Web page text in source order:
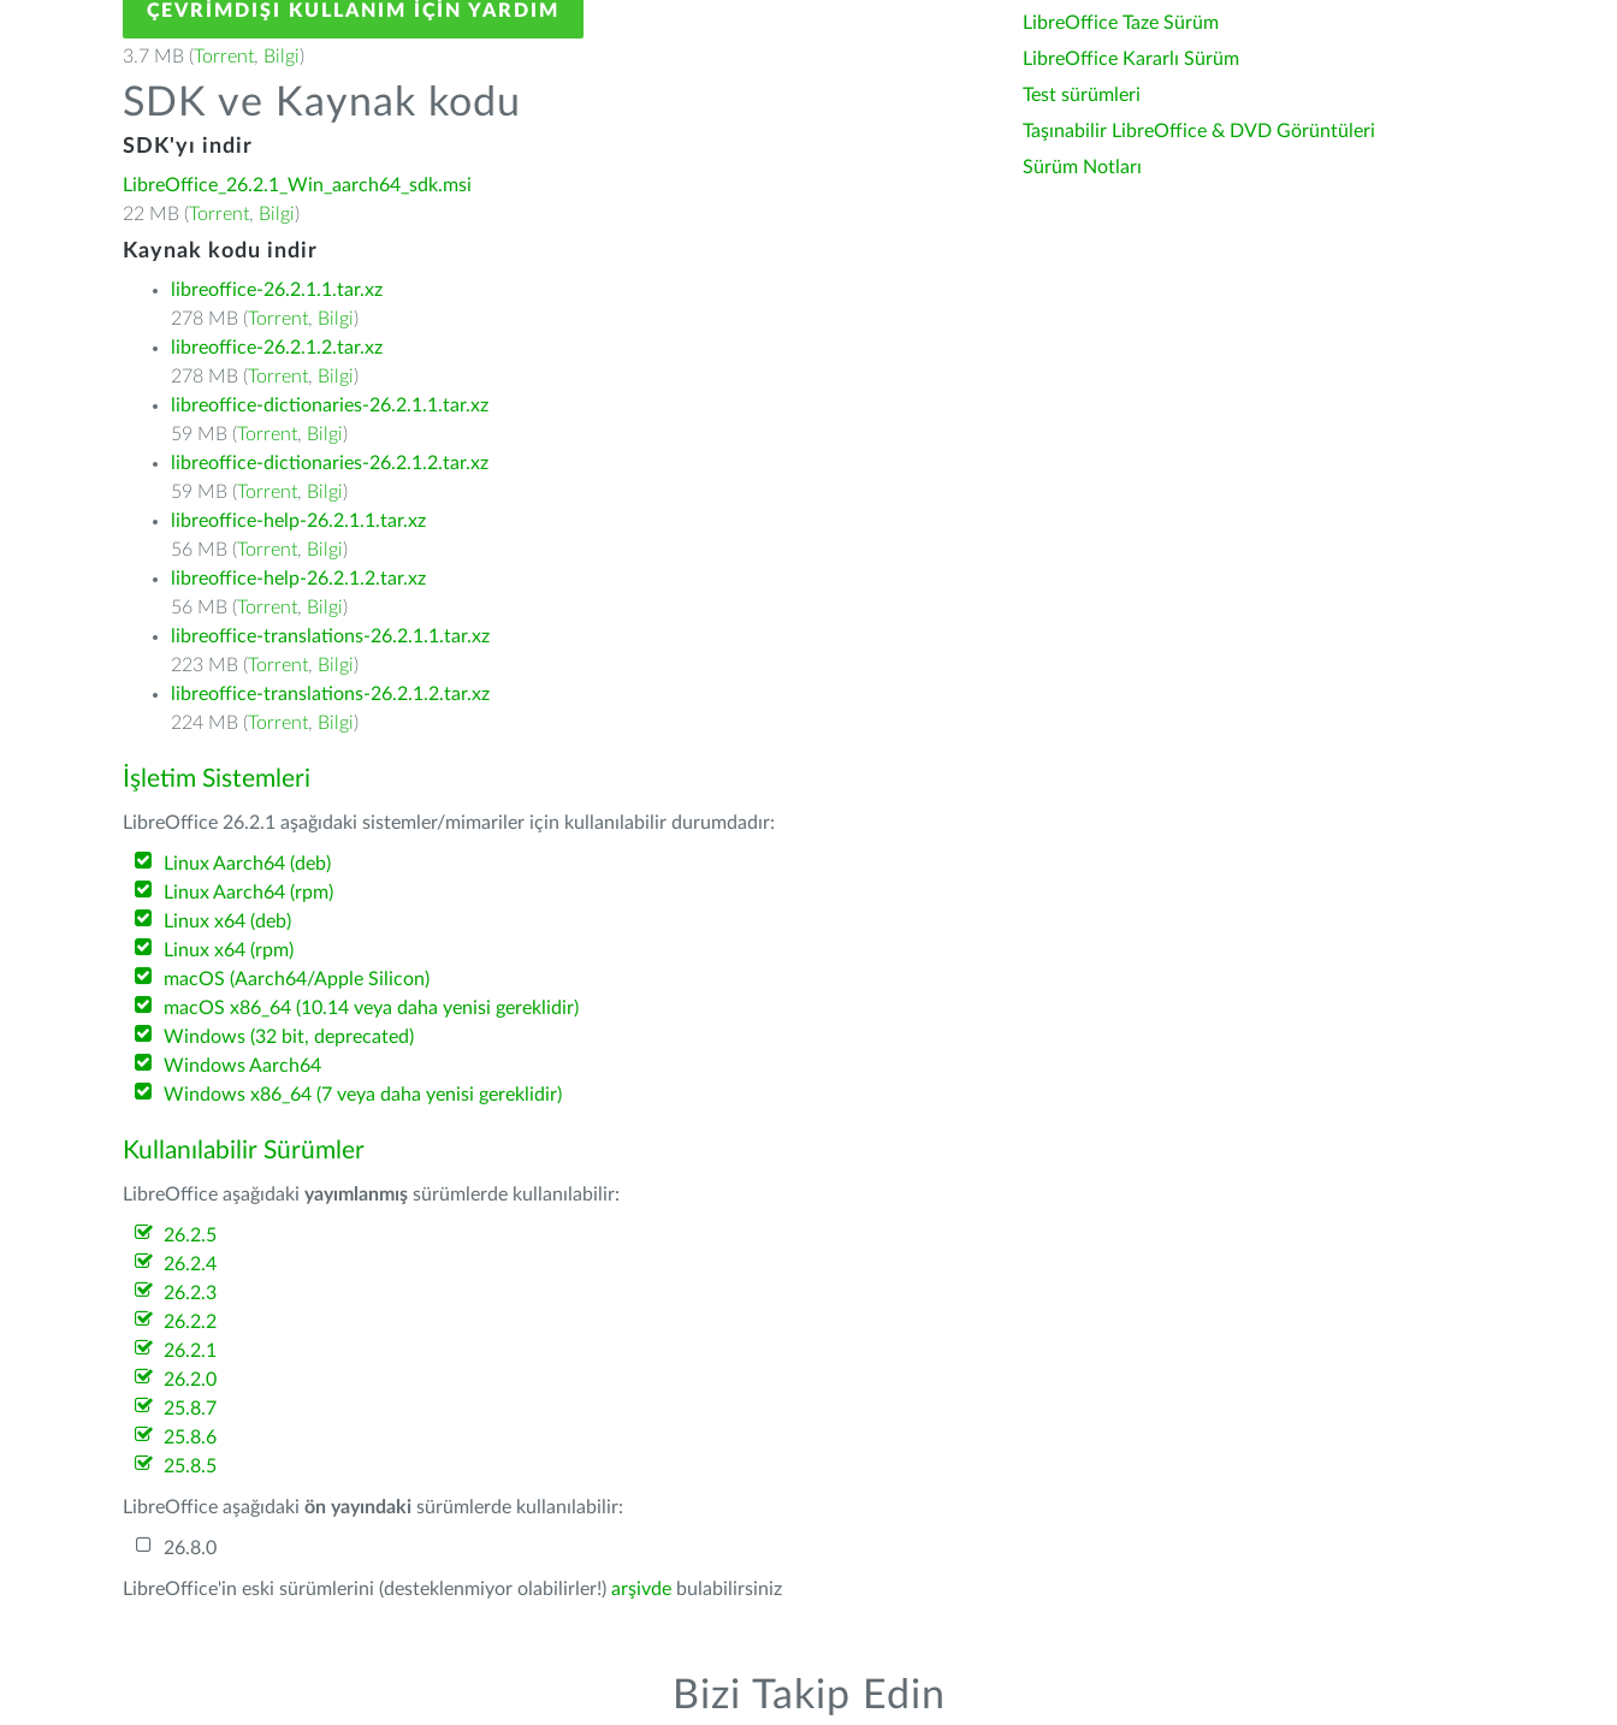
ÇEVRIMDIŞI KULLANIM IÇIN YARDIM
3.7 MB (Torrent, Bilgi)
SDK ve Kaynak kodu
SDK'yı indir
LibreOffice_26.2.1_Win_aarch64_sdk.msi
22 MB (Torrent, Bilgi)
Kaynak kodu indir
libreoffice-26.2.1.1.tar.xz
278 MB (Torrent, Bilgi)
libreoffice-26.2.1.2.tar.xz
278 MB (Torrent, Bilgi)
libreoffice-dictionaries-26.2.1.1.tar.xz
59 MB (Torrent, Bilgi)
libreoffice-dictionaries-26.2.1.2.tar.xz
59 MB (Torrent, Bilgi)
libreoffice-help-26.2.1.1.tar.xz
56 MB (Torrent, Bilgi)
libreoffice-help-26.2.1.2.tar.xz
56 MB (Torrent, Bilgi)
libreoffice-translations-26.2.1.1.tar.xz
223 MB (Torrent, Bilgi)
libreoffice-translations-26.2.1.2.tar.xz
224 MB (Torrent, Bilgi)
İşletim Sistemleri
LibreOffice 26.2.1 aşağıdaki sistemler/mimariler için kullanılabilir durumdadır:
Linux Aarch64 (deb)
Linux Aarch64 (rpm)
Linux x64 (deb)
Linux x64 (rpm)
macOS (Aarch64/Apple Silicon)
macOS x86_64 (10.14 veya daha yenisi gereklidir)
Windows (32 bit, deprecated)
Windows Aarch64
Windows x86_64 (7 veya daha yenisi gereklidir)
Kullanılabilir Sürümler
LibreOffice aşağıdaki yayımlanmış sürümlerde kullanılabilir:
26.2.5
26.2.4
26.2.3
26.2.2
26.2.1
26.2.0
25.8.7
25.8.6
25.8.5
LibreOffice aşağıdaki ön yayındaki sürümlerde kullanılabilir:
26.8.0
LibreOffice'in eski sürümlerini (desteklenmiyor olabilirler!) arşivde bulabilirsiniz
LibreOffice Taze Sürüm
LibreOffice Kararlı Sürüm
Test sürümleri
Taşınabilir LibreOffice & DVD Görüntüleri
Sürüm Notları
Bizi Takip Edin